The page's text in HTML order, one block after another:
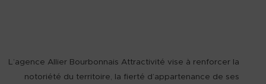
L’agence Allier Bourbonnais Attractivité vise à renforcer la
notoriété du territoire, la fierté d’appartenance de ses